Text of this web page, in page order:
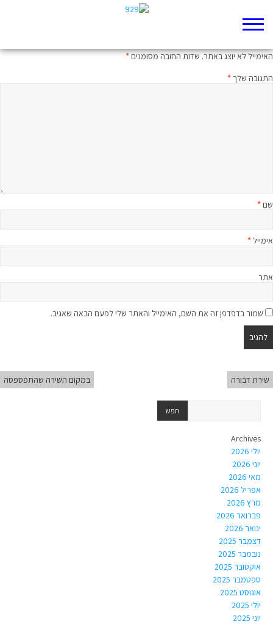
האימייל לא יוצג באתר.שדות החובה מסומנים*
התגובה שלך*
שם*
אימייל *
אתר
שמור בדפדפן זה את השם, האימייל והאתר שלי לפעם הבאה שאגיב.
שירת דבורה במקום השירה שהתפספסה
Archives
יולי 2026
יוני 2026
מאי 2026
אפריל 2026
מרץ 2026
פברואר 2026
ינואר 2026
דצמבר 2025
נובמבר 2025
אוקטובר 2025
ספטמבר 2025
אוגוסט 2025
יולי 2025
יוני 2025